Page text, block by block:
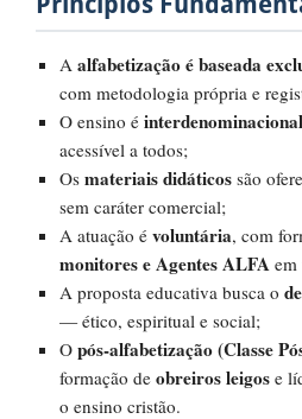
A alfabetização é baseada
com metodologia própria e
O ensino é
acessível a todos;
Os materiais didáticos são
sem caráter comercial;
A atuação é voluntária, com
monitores e Agentes ALFA em
A proposta educativa busca o
— ético, espiritual e social;
O pós-alfabetização (Classe
formação de obreiros leigos e
o ensino cristão.